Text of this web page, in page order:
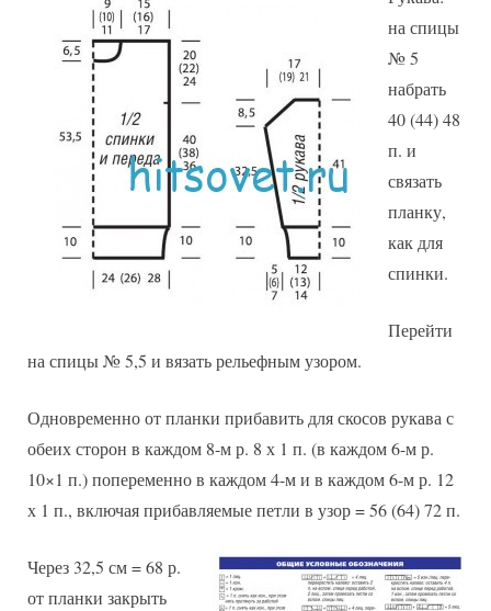
на спицы
№ 5
набрать
40 (44) 48
п. и
связать
планку,
как для
спинки.
Перейти
на спицы № 5,5 и вязать рельефным узором.
Одновременно от планки прибавить для скосов рукава с
обеих сторон в каждом 8-м р. 8 х 1 п. (в каждом 6-м р.
10×1 п.) попеременно в каждом 4-м и в каждом 6-м р. 12
х 1 п., включая прибавляемые петли в узор = 56 (64) 72 п.
Через 32,5 см = 68 р.
от планки закрыть